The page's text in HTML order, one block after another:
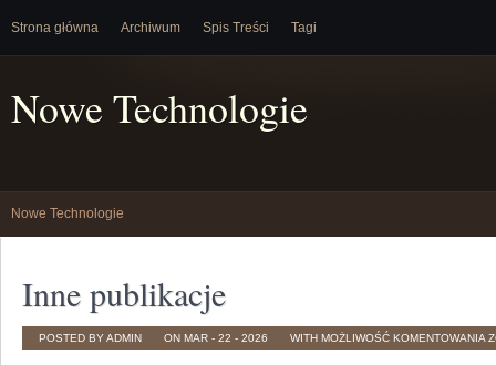
Strona główna Archiwum Spis Treści Tagi
Nowe Technologie
Nowe Technologie
Inne publikacje
POSTED BY ADMIN ON MAR - 22 - 2026 WITH MOŻLIWOŚĆ KOMENTOWANIA